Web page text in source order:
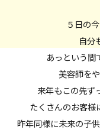
５日の
自分
あっという間
美容師を
来年もこの先ず
たくさんのお客様
昨年同様に未来の子